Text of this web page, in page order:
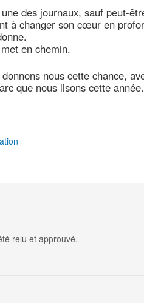
des journaux, sauf peut-
à changer son cœur en
en chemin.
nous cette chance,
que nous lisons cette année.
relu et approuvé.